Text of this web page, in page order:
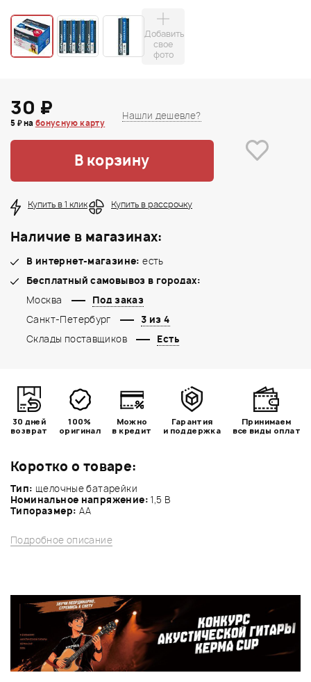
Добавить
свое
фото
Коротко о товаре:
Тип: щелочные батарейки
Номинальное напряжение:1,5 В
Типоразмер: AA
Подробное описание
30 ₽
5 ₽ на бонусную карту
Нашли дешевле?
В корзину
Купить в 1 клик Купить в рассрочку
Наличие в магазинах:
В интернет-магазине: есть
Бесплатный самовывоз в городах:
Москва
Под заказ
Санкт-Петербург
3 из 4
Склады поставщиков
Есть
30 дней
возврат
100%
оригинал
Можно
в кредит
Гарантия
и поддержка
Принимаем
все виды оплат